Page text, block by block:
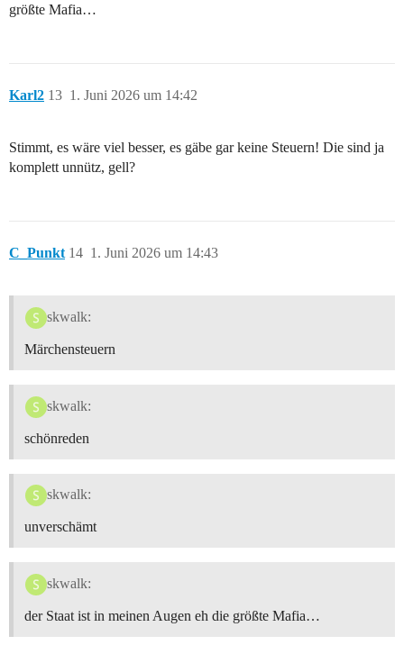
größte Mafia…
Karl2 1. Juni 2026 um 14:42
13
Stimmt, es wäre viel besser, es gäbe gar keine Steuern! Die sind ja
komplett unnütz, gell?
C_Punkt 1. Juni 2026 um 14:43
14
skwalk:
Märchensteuern
skwalk:
schönreden
skwalk:
unverschämt
skwalk:
der Staat ist in meinen Augen eh die größte Mafia…